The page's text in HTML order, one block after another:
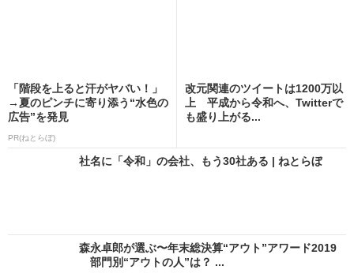
「階段を上ると汗がヤバい！」
→夏のピンチに寄り添う“水色の
広告”を発見
PR(ねとらぼ)
改元関連のツイートは1200万以
上 平成から令和へ、Twitterで
も盛り上がる...
社名に「令和」の会社、もう30社ある | ねとらぼ
森永卓郎が選ぶ〜年末総決算“アウト”アワード2019
部門別“アウトの人”は？ ...